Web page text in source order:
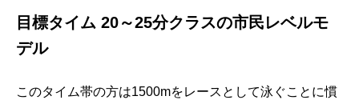
目標タイム 20～25分クラスの市民レベルモ
デル
このタイム帯の方は1500mをレースとして泳ぐことに慣